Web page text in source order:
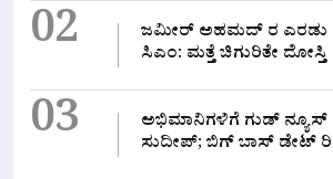
02
ಜಮೀರ್ ಅಹಮದ್ ರ ಎರಡು
ಸಿಎಂ: ಮತ್ತೆ ಚಿಗುರಿತೇ ದೋಸ್ತಿ
03
ಅಭಿಮಾನಿಗಳಿಗೆ ಗುಡ್ ನ್ಯೂಸ್
ಸುದೀಪ್; ಬಿಗ್ ಬಾಸ್ ಡೇಟ್